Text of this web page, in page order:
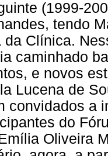
(1999-
tendo
da Clínica.
caminhado
e novos
Lucena de
convidados a
do
Oliveira